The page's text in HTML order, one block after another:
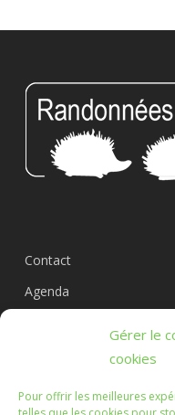
Gérer le
cookies
Pour offrir les meilleures
Contact
Agenda